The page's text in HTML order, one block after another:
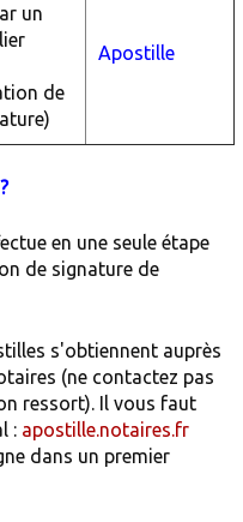
un
de
Apostille
en une seule étape
de signature de
s'obtiennent auprès
(ne contactez pas
ressort). Il vous faut
: apostille.notaires.fr
dans un premier